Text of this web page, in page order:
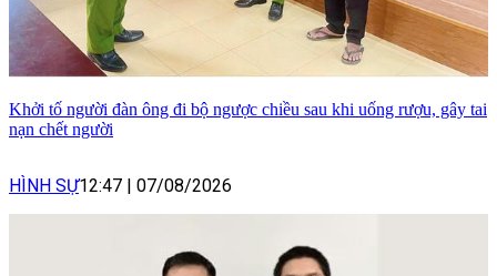
Khởi tố người đàn ông đi bộ ngược chiều sau khi uống rượu, gây tai
nạn chết người
HÌNH SỰ12:47 | 07/08/2026